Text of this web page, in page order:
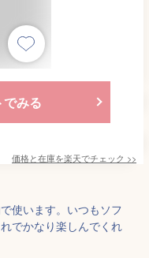
でみる
価格と在庫を楽天でチェック >>
使います。いつもソフ
でかなり楽しんでくれ